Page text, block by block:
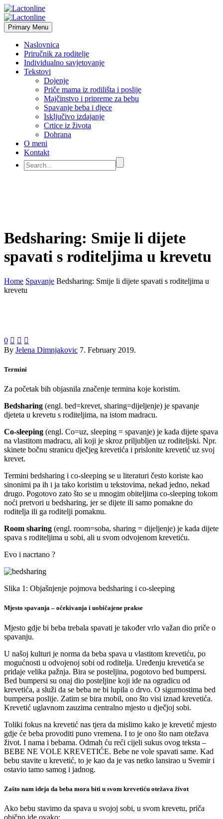
Primary Menu
Naslovnica
Priručnik za roditelje
Individualno savjetovanje
Tekstovi
Dojenje
Priče mama iz rodilišta i poslije
Majčinstvo i pripreme za bebu
Spavanje beba i djece
Isključivo izdajanje
Crtice iz života
Dohrana
O meni
Kontakt
Bedsharing: Smije li dijete
spavati s roditeljima u krevetu
Home Spavanje Bedsharing: Smije li dijete spavati s roditeljima u
krevetu
0   
By Jelena Dimnjakovic 7. February 2019.
Termini
Za početak bih objasnila značenje termina koje koristim.
Bedsharing (engl. bed=krevet, sharing=dijeljenje) je spavanje
djeteta u krevetu s roditeljima, na istom madracu.
Co-sleeping (engl. Co=uz, sleeping = spavanje) je kada dijete spava
na vlastitom madracu, ali koji je skroz priljubljen uz roditeljski. Npr.
skinete bočnu stranicu dječjeg krevetića i prislonite krevetić uz svoj
krevet.
Termini bedsharing i co-sleeping se u literaturi često koriste kao
sinonimi pa ih i ja tako koristim u tekstovima, nekad jedno, nekad
drugo. Pogotovo zato što se u mnogim obiteljima co-sleeping tokom
noći pretvori u bedsharing, jer se dijete ili samo pomakne do
roditelja ili ga roditelji pomaknu.
Room sharing (engl. room=soba, sharing = dijeljenje) je kada dijete
spava s roditeljima u sobi, ali u svom odvojenom krevetiću.
Evo i nacrtano ?
Slika 1: Objašnjenje pojmova bedsharing i co-sleeping
Mjesto spavanja – očekivanja i uobičajene prakse
Mjesto gdje bi beba trebala spavati je također vrlo važan dio priče o
spavanju.
U našoj kulturi je norma da beba spava u vlastitom krevetiću, po
mogućnosti u odvojenoj sobi od roditelja. Uređenju krevetića se
pridaje velika pažnja. Bira se posteljina, pogotovo bed bumpersi.
Bed bumpersi su onaj dio posteljine koji ide na ogradicu od
krevetića, a služi da se beba ne bi lupila o drvo. O sigurnostima bed
bumpersa poslije. Zatim se bira mobil, ono što visi iznad krevetića.
Krevetić uglavnom zauzima centralno mjesto u dječjoj sobi.
Toliki fokus na krevetić nas tjera da mislimo kako je krevetić mjesto
gdje će beba provoditi puno vremena. I to je ono što nam otežava
život. I nama i bebama. Odmah ću reći cijeli sukus ovog teksta –
BEBE NE VOLE KREVETIĆE. Bebe ne vole spavati same. Kad
bebu stavite u krevetić, to je kao da je vas netko lansirao u Svemir i
ostavio tamo samog i jadnog.
Zašto nam ideja da beba mora biti u svom krevetiću otežava život
Ako bebu stavimo da spava u svojoj sobi, u svom krevetu, priča
obično ide ovako: